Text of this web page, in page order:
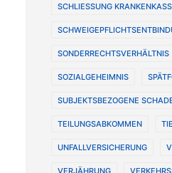
SCHLIESSUNG KRANKENKASSE
SONDERRECHTSVERHÄLTNIS
SOZIALGEHEIMNIS
SUBJEKTSBEZOGENE
TEILUNGSABKOMMEN
UNFALLVERSICHERUNG
VERJÄHRUNG